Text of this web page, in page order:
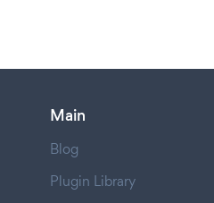
Main
Blog
Plugin Library